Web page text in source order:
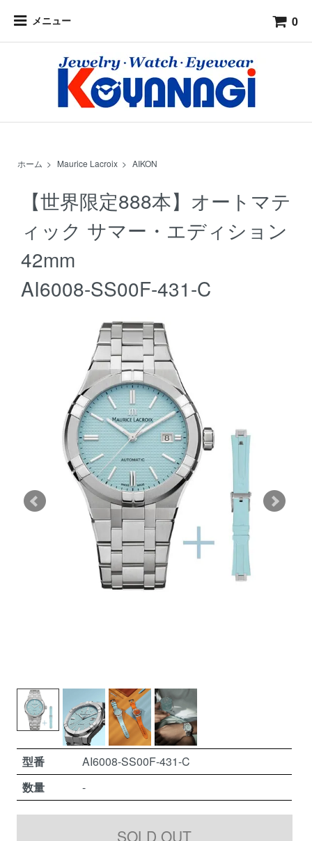
メニュー 0
ホーム > Maurice Lacroix > AIKON
【世界限定888本】オートマテ
ィック サマー・エディション
42mm
AI6008-SS00F-431-C
型番
AI6008-SS00F-431-C
数量
-